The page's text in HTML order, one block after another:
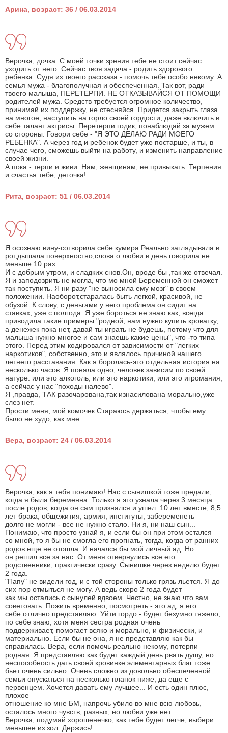
Арина, возраст: 36 / 06.03.2014
Верочка, дочка. С моей точки зрения тебе не стоит сейчас
уходить от него. Сейчас твоя задача - родить здорового
ребенка. Судя из твоего рассказа - помочь тебе особо некому. А
семья мужа - благополучная и обеспеченная. Так вот, ради
твоего малыша, ПЕРЕТЕРПИ. НЕ ОТКАЗЫВАЙСЯ ОТ ПОМОЩИ
родителей мужа. Средств требуется огромное количество,
принимай их поддержку, не стесняйся. Придется закрыть глаза
на многое, наступить на горло своей гордости, даже включить в
себе талант актрисы. Перетерпи годик, понаблюдай за мужем
со стороны. Говори себе - "Я ЭТО ДЕЛАЮ РАДИ МОЕГО
РЕБЕНКА". А через год и ребенок будет уже постарше, и ты, в
случае чего, сможешь выйти на работу, и изменить направление
своей жизни.
А пока - терпи и живи. Нам, женщинам, не привыкать. Терпения
и счастья тебе, деточка!
Рита, возраст: 51 / 06.03.2014
Я осознаю вину-сотворила себе кумира.Реально заглядывала в
рот,дышала поверхностно,слова о любви в день говорила не
меньше 10 раз.
И с добрым утром, и сладких снов.Он, вроде бы ,так же отвечал.
Я и заподозрить не могла, что мо мной Беременной он сможет
так поступить. Я ни разу "не выносила ему мозг" в своем
положении. Наоборот,старалась быть легкой, красивой, не
обузой. К слову, с деньгами у него проблема:он сидит на
ставках, уже с полгода..Я уже бороться не знаю как, всегда
приводила такие примеры:"родной, нам нужно купить кроватку,
а денежек пока нет, давай ты играть не будешь, потому что для
малыша нужно многое и сам знаешь какие цены", что -то типа
этого. Перед этим кодировался от зависимости от "легких
наркотиков", собственно, это и являлось причиной нашего
летнего расставания. Как я боролась-это отдельная история на
несколько часов. Я поняла одно, человек зависим по своей
натуре: или это алкоголь, или это наркотики, или это игромания,
а сейчас у нас "походы налево".
Я ,правда, ТАК разочарована,так изнасилована морально,уже
слез нет.
Прости меня, мой комочек.Стараюсь держаться, чтобы ему
было не худо, как мне.
Вера, возраст: 24 / 06.03.2014
Верочка, как я тебя понимаю! Нас с сынишкой тоже предали,
когда я была беременна. Только я это узнала через 3 месяца
после родов, когда он сам признался и ушел. 10 лет вместе, 8,5
лет брака, общежития, армия, институты, забеременеть
долго не могли - все не нужно стало. Ни я, ни наш сын...
Понимаю, что просто узнай я, и если бы он при этом остался
со мной, то я бы не смогла его прогнать, тогда, когда от ранних
родов еще не отошла. И начался бы мой личный ад. Но
он решил все за нас. От меня отвернулись все его
родственники, практически сразу. Сынишке через неделю будет
2 года.
"Папу" не видели год, и с той стороны только грязь льется. Я до
сих пор отмыться не могу. А ведь скоро 2 года будет
как мы остались с сынулей вдвоем. Честно, не знаю что вам
советовать. Пожить временно, посмотреть - это ад, я его
себе отлично представляю. Уйти гордо - будет безумно тяжело,
по себе знаю, хотя меня сестра родная очень
поддерживает, помогает всяко и морально, и физически, и
материально. Если бы не она, я не представляю как бы
справилась. Вера, если помочь реально некому, потерпи
родная. Я представляю как будет каждый день рвать душу, но
неспособность дать своей кровинке элементарных благ тоже
бьет очень сильно. Очень сложно из довольно обеспеченной
семьи опускаться на несколько планок ниже, да еще с
первенцем. Хочется давать ему лучшее... И есть один плюс,
плохое
отношение ко мне БМ, напрочь убило во мне всю любовь,
осталось много чувств, разных, но любви уже нет.
Верочка, подумай хорошенечко, как тебе будет легче, выбери
меньшее из зол. Держись!